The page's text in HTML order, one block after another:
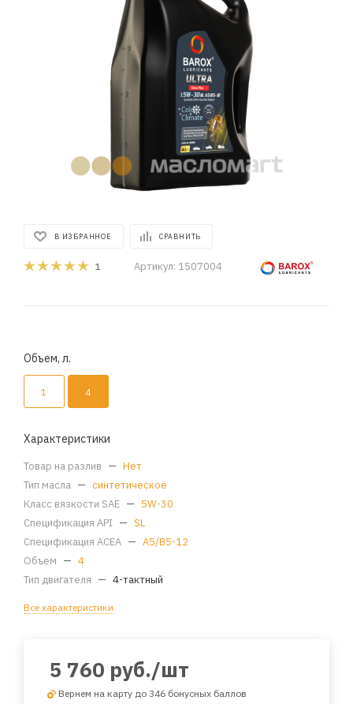
В ИЗБРАННОЕ СРАВНИТЬ
1 Артикул: 1507004
Объем, л.
1 4
Характеристики
Товар на разлив — Нет
Тип масла — синтетическое
Класс вязкости SAE — 5W-30
Спецификация API — SL
Спецификация ACEA — A5/B5-12
Объем — 4
Тип двигателя — 4-тактный
Все характеристики
5 760 руб./шт
Вернем на карту до 346 бонусных баллов